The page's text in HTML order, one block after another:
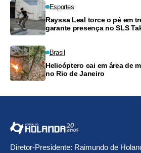
Esportes
Rayssa Leal torce o pé em
garante presença no SLS
Brasil
Helicóptero cai em área de
no Rio de Janeiro
Diretor-Presidente: Raimundo de